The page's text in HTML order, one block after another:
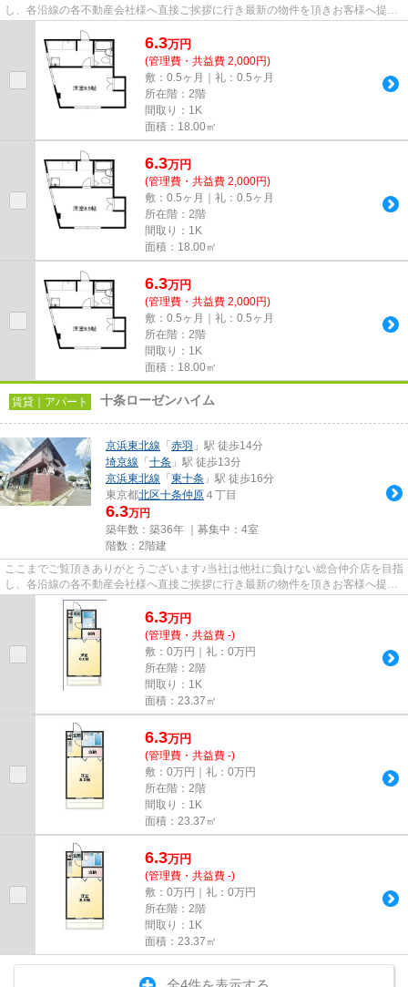
し、各沿線の各不動産会社様へ直接ご挨拶に行き最新の物件を頂きお客様へ提供
6.3万円
(管理費・共益費 2,000円)
敷：0.5ヶ月｜礼：0.5ヶ月
所在階：2階
間取り：1K
面積：18.00㎡
6.3万円
(管理費・共益費 2,000円)
敷：0.5ヶ月｜礼：0.5ヶ月
所在階：2階
間取り：1K
面積：18.00㎡
6.3万円
(管理費・共益費 2,000円)
敷：0.5ヶ月｜礼：0.5ヶ月
所在階：2階
間取り：1K
面積：18.00㎡
賃貸｜アパート 十条ローゼンハイム
京浜東北線 「 赤羽 」駅 徒歩14分
埼京線 「 十条 」駅 徒歩13分
京浜東北線 「 東十条 」駅 徒歩16分
東京都北区十条仲原 ４丁目
6.3万円
築年数：築36年 ｜募集中： 4室
階数：2階建
ここまでご覧頂きありがとうございます♪当社は他社に負けない総合仲介店を目指
し、各沿線の各不動産会社様へ直接ご挨拶に行き最新の物件を頂きお客様へ提供
しております！最新の情報は...
6.3万円
(管理費・共益費 -)
敷：0万円｜礼：0万円
所在階：2階
間取り：1K
面積：23.37㎡
6.3万円
(管理費・共益費 -)
敷：0万円｜礼：0万円
所在階：2階
間取り：1K
面積：23.37㎡
6.3万円
(管理費・共益費 -)
敷：0万円｜礼：0万円
所在階：2階
間取り：1K
面積：23.37㎡